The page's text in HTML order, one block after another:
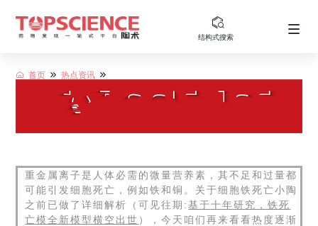
结构式搜索
首页 热点资讯
重金属离子是人体必需的微量营养素，其不足和过量都
可能引发细胞死亡，例如铁和铜。关于细胞铁死亡小陶
之前已做了详细解析（可见往期:基于十年研究，铁死
亡模全新模型横空出世 ），今天咱们再来看看热度逐渐